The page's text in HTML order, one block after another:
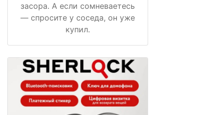
засора. А если сомневаетесь
— спросите у соседа, он уже
купил.